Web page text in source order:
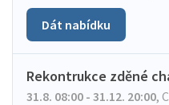
Dát nabídku
Rekontrukce zděné
31.8. 08:00 - 31.12. 20:00,